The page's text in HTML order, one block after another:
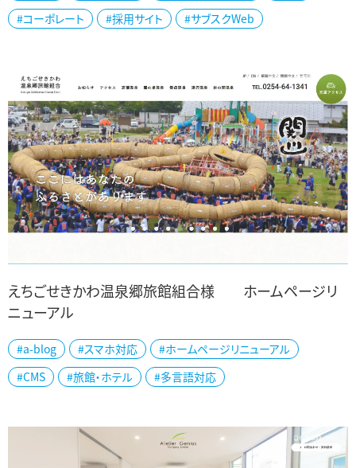
新潟県田上町にある有限会社イズミシステム様のホームページを制
作いたしました。 関東にも営業所を展開されているイズミシステム様
#コーポレート
#採用サイト #サブスクWeb
新潟県北部関川村の、えちごせきかわ温泉郷旅館組合様のホームペ
ージリニューアルをしました。 雄大な荒川沿いに五つの温泉を持ち、
共同浴場や日帰り温泉施設から高級旅...
えちごせきかわ温泉郷旅館組合様 ホームページリ
ニューアル
#a-blog #スマホ対応
#ホームページリニューアル
#CMS
#旅館・ホテル #多言語対応